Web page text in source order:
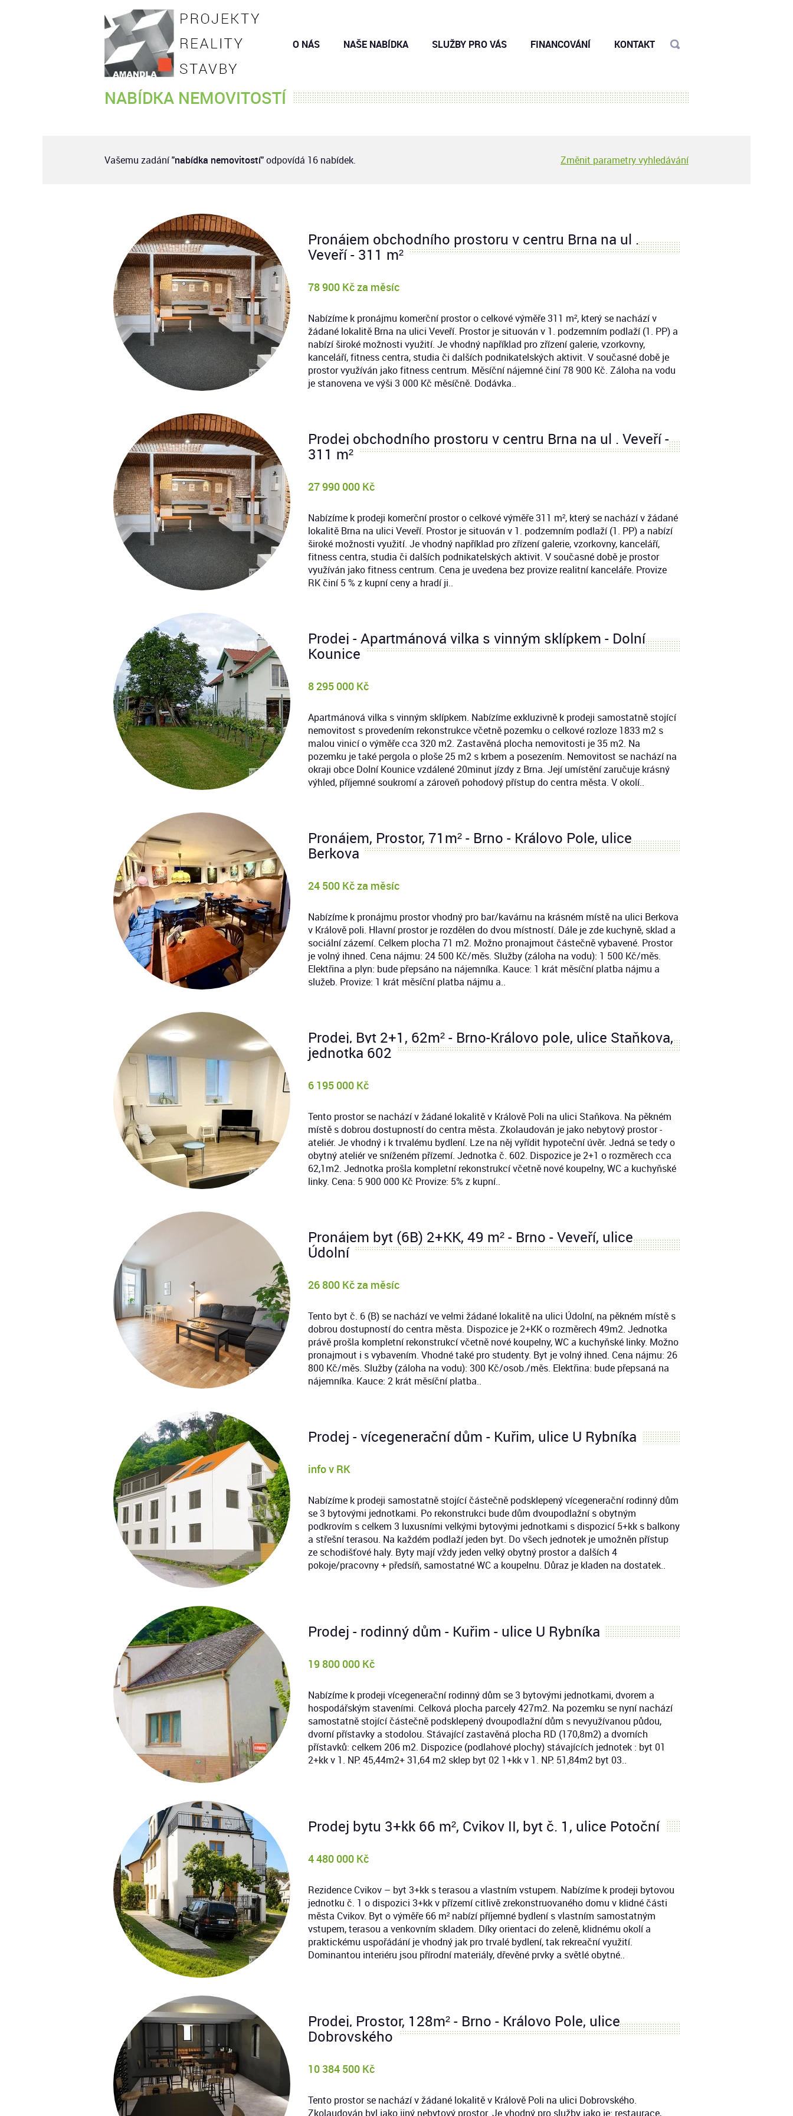
O NÁS NAŠE NABÍDKA SLUŽBY PRO VÁS FINANCOVÁNÍ KONTAKT
NABÍDKA NEMOVITOSTÍ
Vašemu zadání"nabídka nemovitostí"odpovídá 16 nabídek. Změnit parametry vyhledávání
Pronájem obchodního prostoru v centru Brna na ul .
Veveří - 311 m²
78 900 Kč za měsíc
Nabízíme k pronájmu komerční prostor o celkové výměře 311 m², který se nachází v
žádané lokalitě Brna na ulici Veveří. Prostor je situován v 1. podzemním podlaží (1. PP) a
nabízí široké možnosti využití. Je vhodný například pro zřízení galerie, vzorkovny,
kanceláří, fitness centra, studia či dalších podnikatelských aktivit. V současné době je
prostor využíván jako fitness centrum. Měsíční nájemné činí 78 900 Kč. Záloha na vodu
je stanovena ve výši 3 000 Kč měsíčně. Dodávka..
Prodej obchodního prostoru v centru Brna na ul . Veveří -
311 m²
27 990 000 Kč
Nabízíme k prodeji komerční prostor o celkové výměře 311 m², který se nachází v žádané
lokalitě Brna na ulici Veveří. Prostor je situován v 1. podzemním podlaží (1. PP) a nabízí
široké možnosti využití. Je vhodný například pro zřízení galerie, vzorkovny, kanceláří,
fitness centra, studia či dalších podnikatelských aktivit. V současné době je prostor
využíván jako fitness centrum. Cena je uvedena bez provize realitní kanceláře. Provize
RK činí 5 % z kupní ceny a hradí ji..
Prodej - Apartmánová vilka s vinným sklípkem - Dolní
Kounice
8 295 000 Kč
Apartmánová vilka s vinným sklípkem. Nabízíme exkluzivně k prodeji samostatně stojící
nemovitost s provedením rekonstrukce včetně pozemku o celkové rozloze 1833 m2 s
malou vinicí o výměře cca 320 m2. Zastavěná plocha nemovitosti je 35 m2. Na
pozemku je také pergola o ploše 25 m2 s krbem a posezením. Nemovitost se nachází na
okraji obce Dolní Kounice vzdálené 20minut jízdy z Brna. Její umístění zaručuje krásný
výhled, příjemné soukromí a zároveň pohodový přístup do centra města. V okolí..
Pronájem, Prostor, 71m² - Brno - Královo Pole, ulice
Berkova
24 500 Kč za měsíc
Nabízíme k pronájmu prostor vhodný pro bar/kavárnu na krásném místě na ulici Berkova
v Králově poli. Hlavní prostor je rozdělen do dvou místností. Dále je zde kuchyně, sklad a
sociální zázemí. Celkem plocha 71 m2. Možno pronajmout částečně vybavené. Prostor
je volný ihned. Cena nájmu: 24 500 Kč/měs. Služby (záloha na vodu): 1 500 Kč/měs.
Elektřina a plyn: bude přepsáno na nájemníka. Kauce: 1 krát měsíční platba nájmu a
služeb. Provize: 1 krát měsíční platba nájmu a..
Prodej, Byt 2+1, 62m² - Brno-Královo pole, ulice Staňkova,
jednotka 602
6 195 000 Kč
Tento prostor se nachází v žádané lokalitě v Králově Poli na ulici Staňkova. Na pěkném
místě s dobrou dostupností do centra města. Zkolaudován je jako nebytový prostor -
ateliér. Je vhodný i k trvalému bydlení. Lze na něj vyřídit hypoteční úvěr. Jedná se tedy o
obytný ateliér ve sníženém přízemí. Jednotka č. 602. Dispozice je 2+1 o rozměrech cca
62,1m2. Jednotka prošla kompletní rekonstrukcí včetně nové koupelny, WC a kuchyňské
linky. Cena: 5 900 000 Kč Provize: 5% z kupní..
Pronájem byt (6B) 2+KK, 49 m² - Brno - Veveří, ulice
Údolní
26 800 Kč za měsíc
Tento byt č. 6 (B) se nachází ve velmi žádané lokalitě na ulici Údolní, na pěkném místě s
dobrou dostupností do centra města. Dispozice je 2+KK o rozměrech 49m2. Jednotka
právě prošla kompletní rekonstrukcí včetně nové koupelny, WC a kuchyňské linky. Možno
pronajmout i s vybavením. Vhodné také pro studenty. Byt je volný ihned. Cena nájmu: 26
800 Kč/měs. Služby (záloha na vodu): 300 Kč/osob./měs. Elektřina: bude přepsaná na
nájemníka. Kauce: 2 krát měsíční platba..
Prodej - vícegenerační dům - Kuřim, ulice U Rybníka
info v RK
Nabízíme k prodeji samostatně stojící částečně podsklepený vícegenerační rodinný dům
se 3 bytovými jednotkami. Po rekonstrukci bude dům dvoupodlažní s obytným
podkrovím s celkem 3 luxusními velkými bytovými jednotkami s dispozicí 5+kk s balkony
a střešní terasou. Na každém podlaží jeden byt. Do všech jednotek je umožněn přístup
ze schodišťové haly. Byty mají vždy jeden velký obytný prostor a dalších 4
pokoje/pracovny + předsíň, samostatné WC a koupelnu. Důraz je kladen na dostatek..
Prodej - rodinný dům - Kuřim - ulice U Rybníka
19 800 000 Kč
Nabízíme k prodeji vícegenerační rodinný dům se 3 bytovými jednotkami, dvorem a
hospodářským staveními. Celková plocha parcely 427m2. Na pozemku se nyní nachází
samostatně stojící částečně podsklepený dvoupodlažní dům s nevyužívanou půdou,
dvorní přístavky a stodolou. Stávající zastavěná plocha RD (170,8m2) a dvorních
přístavků: celkem 206 m2. Dispozice (podlahové plochy) stávajících jednotek : byt 01
2+kk v 1. NP: 45,44m2+ 31,64 m2 sklep byt 02 1+kk v 1. NP: 51,84m2 byt 03..
Prodej bytu 3+kk 66 m², Cvikov II, byt č. 1, ulice Potoční
4 480 000 Kč
Rezidence Cvikov – byt 3+kk s terasou a vlastním vstupem. Nabízíme k prodeji bytovou
jednotku č. 1 o dispozici 3+kk v přízemí citlivě zrekonstruovaného domu v klidné části
města Cvikov. Byt o výměře 66 m² nabízí příjemné bydlení s vlastním samostatným
vstupem, terasou a venkovním skladem. Díky orientaci do zeleně, klidnému okolí a
praktickému uspořádání je vhodný jak pro trvalé bydlení, tak rekreační využití.
Dominantou interiéru jsou přírodní materiály, dřevěné prvky a světlé obytné..
Prodej, Prostor, 128m² - Brno - Královo Pole, ulice
Dobrovského
10 384 500 Kč
Tento prostor se nachází v žádané lokalitě v Králově Poli na ulici Dobrovského.
Zkolaudován byl jako jiný nebytový prostor. Je vhodný pro služby jako je: restaurace,